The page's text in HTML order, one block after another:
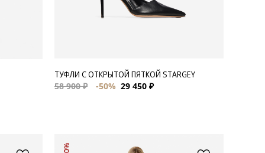
ТУФЛИ С ОТКРЫТОЙ ПЯТКОЙ STARGEY
58 900 ₽
-50% 29 450 ₽